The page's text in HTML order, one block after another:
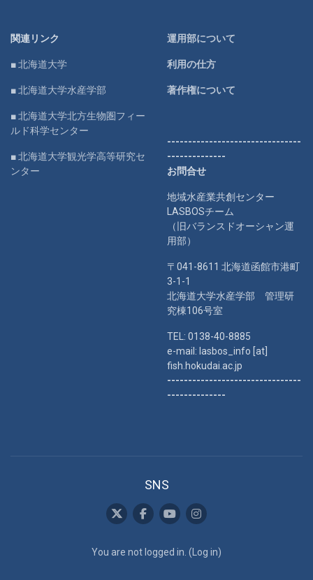
関連リンク
■ 北海道大学
■ 北海道大学水産学部
■ 北海道大学北方生物圏フィー
ルド科学センター
■ 北海道大学観光学高等研究セ
ンター
運用部について
利用の仕方
著作権について
--------------------------------
--------------
お問合せ
地域水産業共創センター
LASBOSチーム
（旧バランスドオーシャン運
用部）
〒041-8611 北海道函館市港町
3-1-1
北海道大学水産学部 管理研
究棟106号室
TEL: 0138-40-8885
e-mail: lasbos_info [at]
fish.hokudai.ac.jp
--------------------------------
--------------
SNS
You are not logged in. ( Log in)